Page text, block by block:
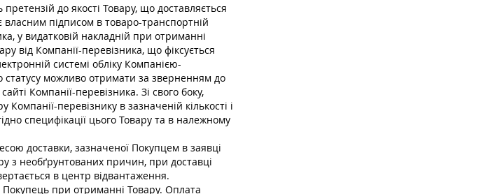
до якості Товару, що доставляється
підписом в товаро-транспортній
у видатковій накладній при отриманні
від Компанії-перевізника, що фіксується
системі обліку Компанією-
статусу можливо отримати за зверненням до
Компанії-перевізника. Зі свого боку,
перевізнику в зазначеній кількості і
специфікації цього Товару та в належному
доставки, зазначеної Покупцем в заявці
з необґрунтованих причин, при доставці
в центр відвантаження.
при отриманні Товару. Оплата